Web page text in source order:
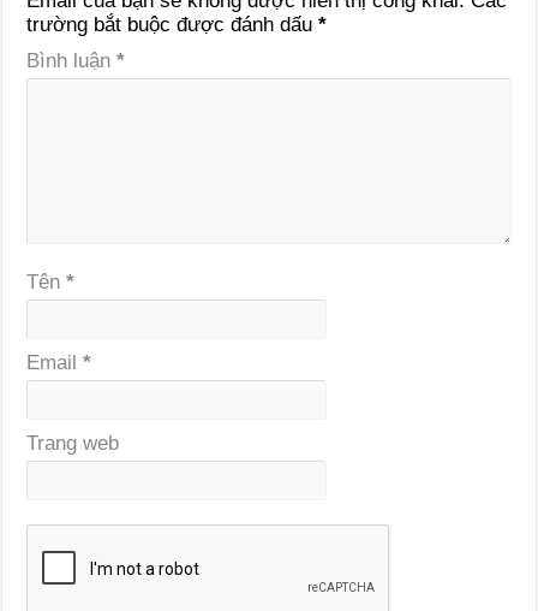
trường bắt buộc được đánh dấu*
Bình luận*
Tên*
Email*
Trang web